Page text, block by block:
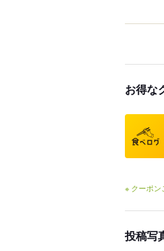
お得な
※ クーポン
投稿写